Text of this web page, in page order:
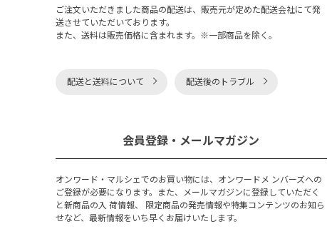
ご注文いただきました商品の配送は、販売元が定めた配送会社にて発
送させていただいております。
また、送料は販売価格に含まれます。※一部商品を除く。
配送と送料について 配送後のトラブル
会員登録・メールマガジン
オンワード・マルシェでのお買い物には、オンワードメ ンバーズへの
ご登録が必要になります。また、メールマガジンに登録していただく
と新商品の入 荷情報、 限定商品の発売情報や特集コンテンツのお知ら
せなど、最新情報をいち早くお届けいたします。